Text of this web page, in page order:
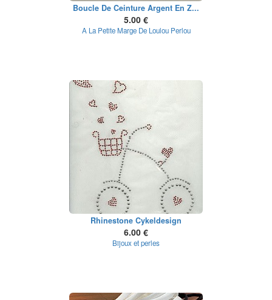
Boucle De Ceinture Argent En Z...
5.00 €
A La Petite Marge De Loulou Perlou
Rhinestone Cykeldesign
6.00 €
Bijoux et perles